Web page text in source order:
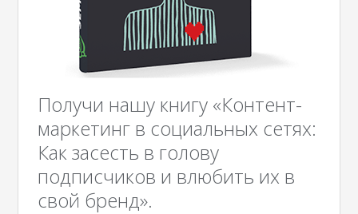
Получи нашу книгу «Контент-
маркетинг в социальных сетях:
Как засесть в голову
подписчиков и влюбить их в
свой бренд».